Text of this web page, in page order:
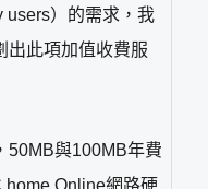
users）的需求，我
出此項加值收費服
50MB與100MB年費
Online網路硬